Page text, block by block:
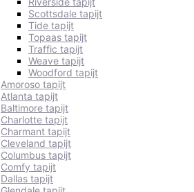
Scottsdale tapijt
Tide tapijt
Topaas tapijt
Traffic tapijt
Weave tapijt
Woodford tapijt
Amoroso tapijt
Atlanta tapijt
Baltimore tapijt
Charlotte tapijt
Charmant tapijt
Cleveland tapijt
Columbus tapijt
Comfy tapijt
Dallas tapijt